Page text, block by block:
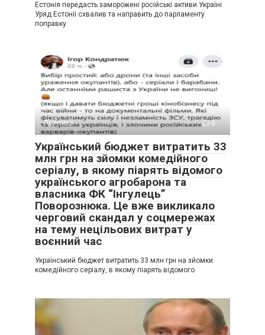
Естонія передасть заморожені російські активи Україні
Уряд Естонії схвалив та направить до парламенту
поправку
Політика 0
Український бюджет витратить 33
млн грн на зйомки комедійного
серіалу, в якому піарять відомого
українського агробарона та
власника ФК “Інгулець”
Поворознюка. Це вже викликало
черговий скандал у соцмережах
на тему нецільових витрат у
воєнний час
Український бюджет витратить 33 млн грн на зйомки
комедійного серіалу, в якому піарять відомого